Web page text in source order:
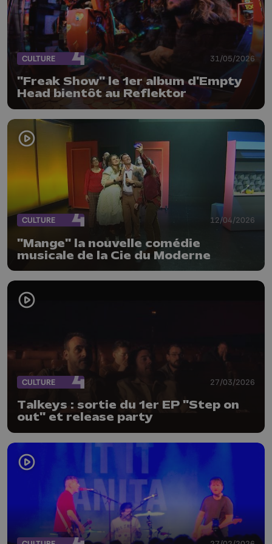
CULTURE 31/05/2026
"Freak Show" le 1er album d'Empty
Head bientôt au Reflektor
CULTURE 12/04/2026
"Mange" la nouvelle comédie
musicale de la Cie du Moderne
CULTURE 27/03/2026
Talkeys : sortie du 1er EP "Step on
out" et release party